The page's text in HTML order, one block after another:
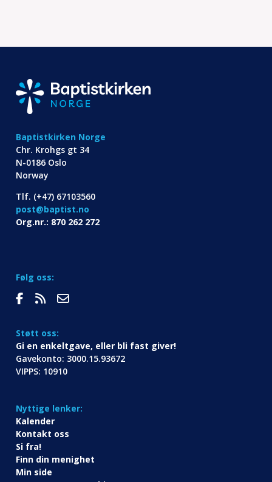
Baptistkirken Norge
Chr. Krohgs gt 34
N-0186 Oslo
Norway
Tlf. (+47) 67103560
post@baptist.no
Org.nr.: 870 262 272
Følg oss:
Støtt oss:
Gi en enkeltgave, eller bli fast giver!
Gavekonto: 3000.15.93672
VIPPS: 10910
Nyttige lenker:
Kalender
Kontakt oss
Si fra!
Finn din menighet
Min side